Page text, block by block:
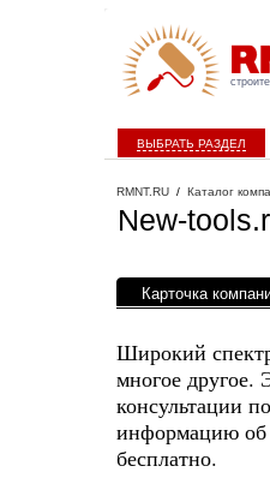
ВЫБРАТЬ РАЗДЕЛ
RMNT.RU / Каталог
New-
Карточка
Широкий
многое другое.
консультации
информацию об
бесплатно.